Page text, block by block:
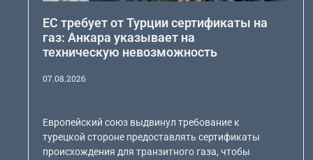
ЕС требует от Турции сертификаты на
газ: Анкара указывает на
техническую невозможность
07.08.2026
Европейский союз выдвинул требование к
турецкой стороне предоставлять сертификаты
происхождения для транзитного газа, чтобы